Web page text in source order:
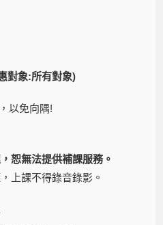
對象:所有對象)
以免向隅!
恕無法提供補課服務。
上課不得錄音錄影。